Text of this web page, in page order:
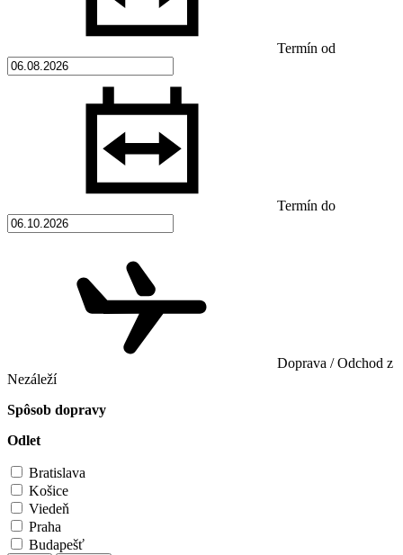
Termín od
Termín do
Doprava / Odchod z
Nezáleží
Spôsob dopravy
Odlet
Bratislava
Košice
Viedeň
Praha
Budapešť